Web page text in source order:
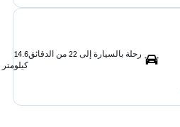
رحلة بالسيارة إلى 22 من الدقائق
14.6
كيلومتر